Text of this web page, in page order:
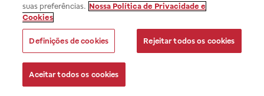
suas preferências. Nossa Política de Privacidade e
Cookies
Definições de cookies Rejeitar todos os cookies
Aceitar todos os cookies